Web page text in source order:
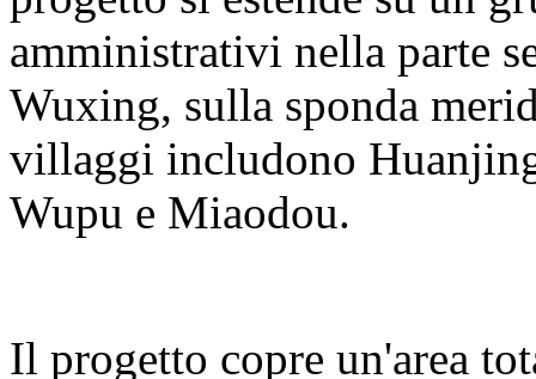
amministrativi nella parte
Wuxing, sulla sponda
villaggi includono
Wupu e Miaodou.
Il progetto copre un'area